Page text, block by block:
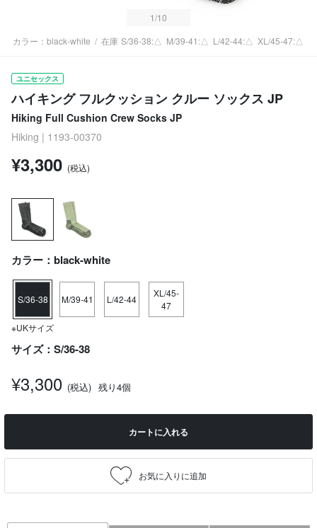
1/10
カラー：black-white / 在庫 S/36-38:△ M/39-41:△ L/42-44:△ XL/45-47:△
ユニセックス
ハイキング フルクッション クルー ソックス JP
Hiking Full Cushion Crew Socks JP
Hiking | 1193-00370
¥3,300 (税込)
カラー：black-white
S/36-38 M/39-41 L/42-44
XL/45-
47
※UKサイズ
サイズ：S/36-38
¥3,300 (税込) 残り4個
カートに入れる